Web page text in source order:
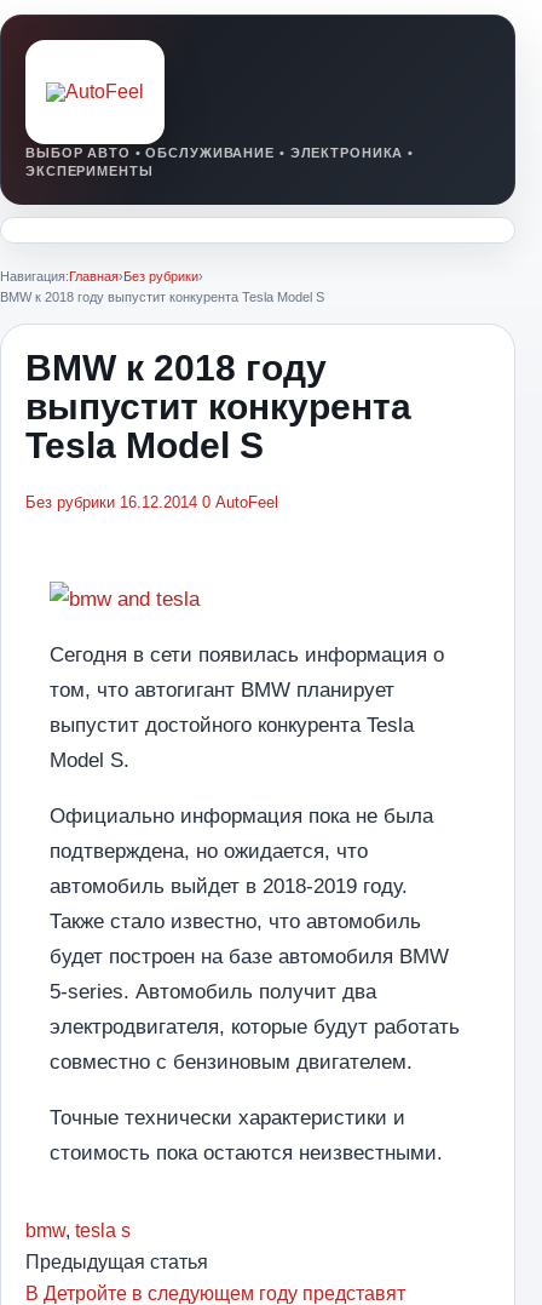
Навигация:Главная›Без рубрики›
BMW к 2018 году выпустит конкурента Tesla Model S
BMW к 2018 году
выпустит конкурента
Tesla Model S
Без рубрики 16.12.2014 0 AutoFeel
Сегодня в сети появилась информация о
том, что автогигант BMW планирует
выпустит достойного конкурента Tesla
Model S.
Официально информация пока не была
подтверждена, но ожидается, что
автомобиль выйдет в 2018-2019 году.
Также стало известно, что автомобиль
будет построен на базе автомобиля BMW
5-series. Автомобиль получит два
электродвигателя, которые будут работать
совместно с бензиновым двигателем.
Точные технически характеристики и
стоимость пока остаются неизвестными.
bmw, tesla s
Предыдущая статья
В Детройте в следующем году представят